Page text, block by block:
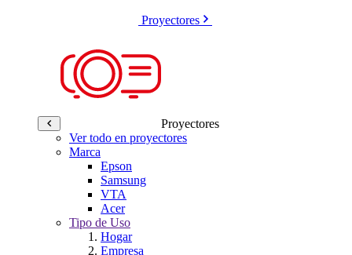
Proyectores
Proyectores
Ver todo en proyectores
Marca
Epson
Samsung
VTA
Acer
Tipo de Uso
Hogar
Empresa